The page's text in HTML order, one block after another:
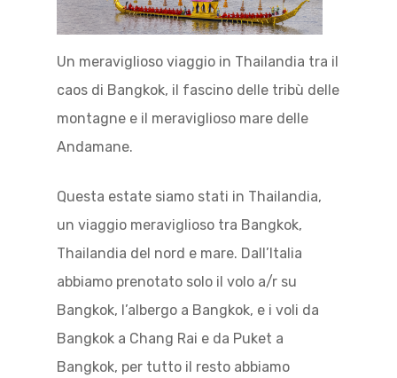
Un meraviglioso viaggio in Thailandia tra il
caos di Bangkok, il fascino delle tribù delle
montagne e il meraviglioso mare delle
Andamane.
Questa estate siamo stati in Thailandia,
un viaggio meraviglioso tra Bangkok,
Thailandia del nord e mare. Dall’Italia
abbiamo prenotato solo il volo a/r su
Bangkok, l’albergo a Bangkok, e i voli da
Bangkok a Chang Rai e da Puket a
Bangkok, per tutto il resto abbiamo